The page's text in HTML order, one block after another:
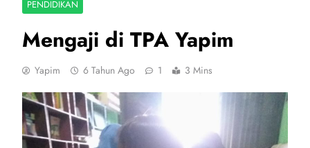
PENDIDIKAN
Mengaji di TPA Yapim
Yapim 6 Tahun Ago 1 3 Mins